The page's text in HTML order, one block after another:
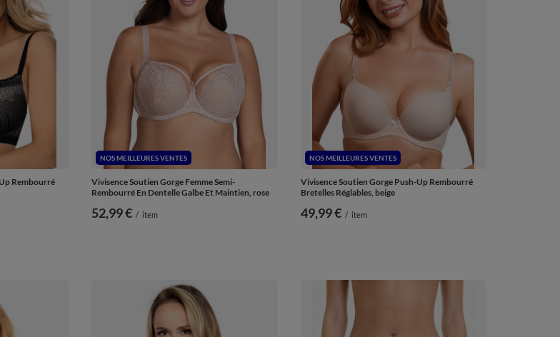
Rembourré
NOS MEILLEURES VENTES
Vivisence Soutien Gorge Femme Semi-
Rembourré En Dentelle Galbe Et Maintien, rose
52,99 € / item
NOS MEILLEURES VENTES
Vivisence Soutien Gorge Push-Up Rembourré
Bretelles Réglables, beige
49,99 € / item